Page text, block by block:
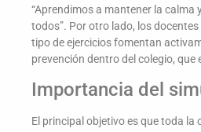
“Aprendimos a mantener la calma
todos”. Por otro lado, los
tipo de ejercicios fomentan
prevención dentro del colegio, que
Importancia del
El principal objetivo es que toda la